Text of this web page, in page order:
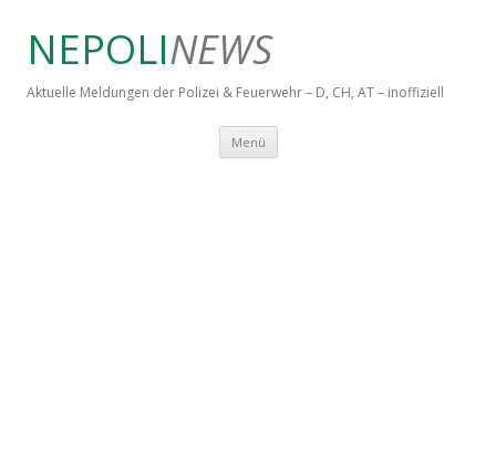
NEPOLINEWS
Aktuelle Meldungen der Polizei & Feuerwehr – D, CH, AT – inoffiziell
Menü Springe zum Inhalt